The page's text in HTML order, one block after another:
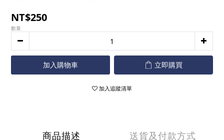
NT$250
數量
加入購物車 立即購買
加入追蹤清單
商品描述 送貨及付款方式